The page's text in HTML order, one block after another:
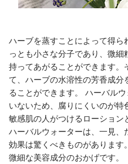
ハーブを蒸すことによって得ら
っとも小さな分子であり、微細
持ってあがることができます。
て、ハーブの水溶性の芳香成
ることができます。 ハーバル
いないため、腐りにくいのが特
敏感肌の人がつけるローション
ハーバルウォーターは、一見
効果は驚くべきものがあります
微細な美容成分のおかげです。